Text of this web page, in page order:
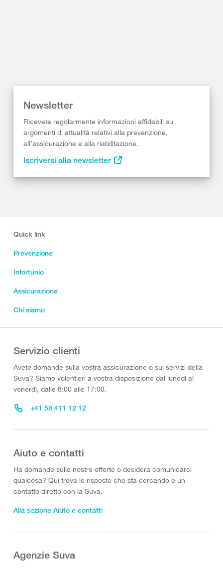
Newsletter
Ricevete regolarmente informazioni affidabili su
argomenti di attualità relativi alla prevenzione,
all’assicurazione e alla riabilitazione.
Iscriversi alla newsletter
Quick link
Prevenzione
Infortunio
Assicurazione
Chi siamo
Servizio clienti
Avete domande sulla vostra assicurazione o sui servizi della
Suva? Siamo volentieri a vostra disposizione dal lunedì al
venerdì, dalle 8:00 alle 17:00.
+41 58 411 12 12
Aiuto e contatti
Ha domande sulle nostre offerte o desidera comunicarci
qualcosa? Qui trova le risposte che sta cercando e un
contatto diretto con la Suva.
Alla sezione Aiuto e contatti
Agenzie Suva